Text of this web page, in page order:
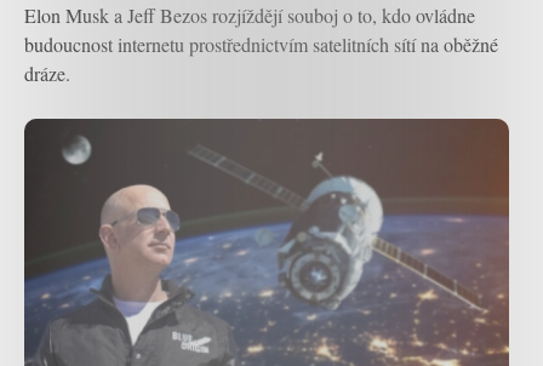
Elon Musk a Jeff Bezos rozjíždějí souboj o to, kdo ovládne
budoucnost internetu prostřednictvím satelitních sítí na oběžné
dráze.